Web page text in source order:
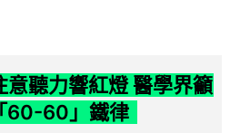
聽力響紅燈 醫學界籲
60-60」鐵律